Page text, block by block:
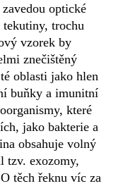
optické
trochu
vzorek by
znečištěný
oblasti jako hlen
buňky a imunitní
které
jako bakterie a
obsahuje volný
tzv. exozomy,
těch řeknu víc za